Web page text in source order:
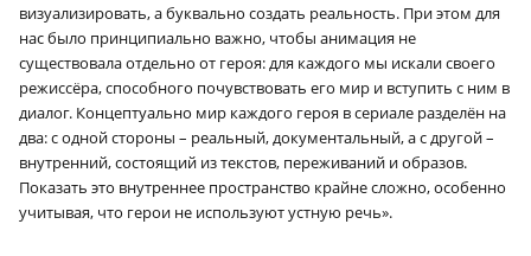
визуализировать, а буквально создать реальность. При этом для
нас было принципиально важно, чтобы анимация не
существовала отдельно от героя: для каждого мы искали своего
режиссёра, способного почувствовать его мир и вступить с ним в
диалог. Концептуально мир каждого героя в сериале разделён на
два: с одной стороны – реальный, документальный, а с другой –
внутренний, состоящий из текстов, переживаний и образов.
Показать это внутреннее пространство крайне сложно, особенно
учитывая, что герои не используют устную речь».